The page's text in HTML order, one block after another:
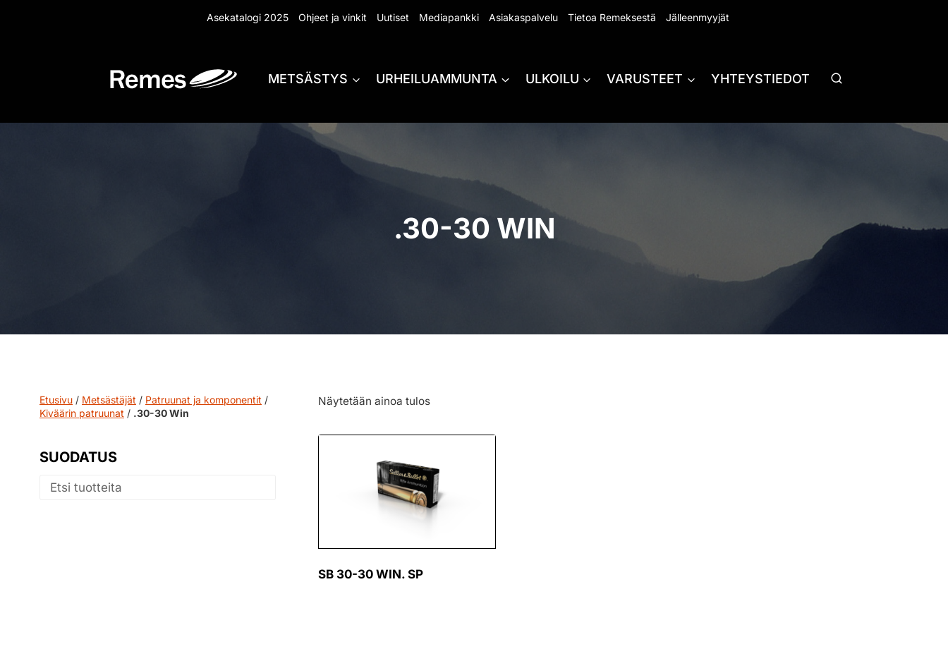
Asekatalogi 2025 Ohjeet ja vinkit Uutiset Mediapankki Asiakaspalvelu Tietoa Remeksestä Jälleenmyyjät
METSÄSTYS URHEILUAMMUNTA ULKOILU VARUSTEET YHTEYSTIEDOT
.30-30 WIN
Näytetään ainoa tulos
SB 30-30 WIN. SP
Etusivu / Metsästäjät / Patruunat ja komponentit /
Kiväärin patruunat / .30-30 Win
SUODATUS